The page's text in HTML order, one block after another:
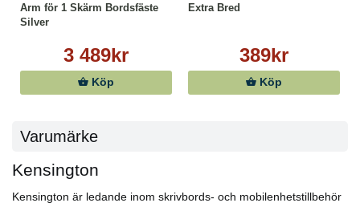
Arm för 1 Skärm Bordsfäste
Silver
3 489kr
Köp
Extra Bred
389kr
Köp
Varumärke
Kensington
Kensington är ledande inom skrivbords- och mobilenhetstillbehör